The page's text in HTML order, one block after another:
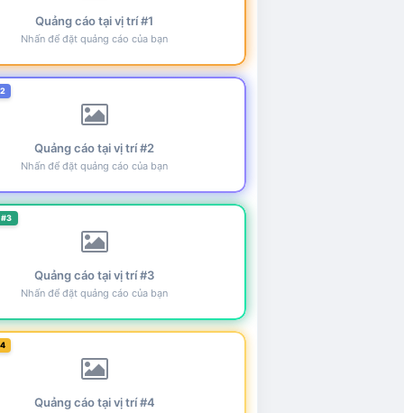
Quảng cáo tại vị trí #1
Nhấn để đặt quảng cáo của bạn
Quảng cáo tại vị trí #2
Nhấn để đặt quảng cáo của bạn
Quảng cáo tại vị trí #3
Nhấn để đặt quảng cáo của bạn
Quảng cáo tại vị trí #4